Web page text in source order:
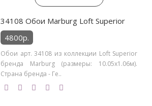
34108 Обои Marburg Loft Superior
4800р.
Обои арт. 34108 из коллекции Loft Superior
бренда Marburg (размеры: 10.05х1.06м).
Страна бренда - Ге..